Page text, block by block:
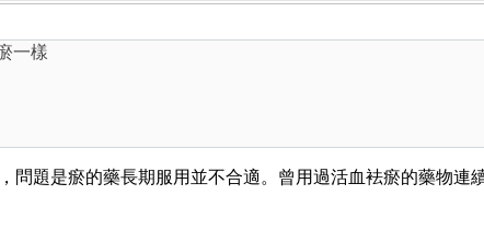
一樣
問題是瘀的藥長期服用並不合適。曾用過活血袪瘀的藥物